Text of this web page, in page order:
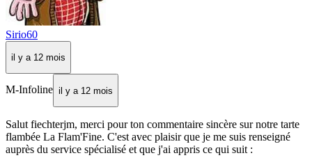
Sirio60
il y a 12 mois
M-Infoline il y a 12 mois
Salut fiechterjm, merci pour ton commentaire sincère sur notre tarte
flambée La Flam'Fine. C'est avec plaisir que je me suis renseigné
auprès du service spécialisé et que j'ai appris ce qui suit :